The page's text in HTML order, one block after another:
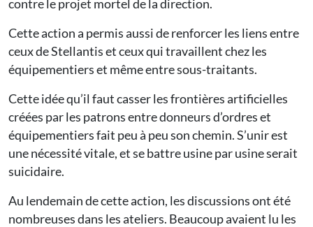
contre le projet mortel de la direction.
Cette action a permis aussi de renforcer les liens entre
ceux de Stellantis et ceux qui travaillent chez les
équipementiers et même entre sous-traitants.
Cette idée qu’il faut casser les frontières artificielles
créées par les patrons entre donneurs d’ordres et
équipementiers fait peu à peu son chemin. S’unir est
une nécessité vitale, et se battre usine par usine serait
suicidaire.
Au lendemain de cette action, les discussions ont été
nombreuses dans les ateliers. Beaucoup avaient lu les